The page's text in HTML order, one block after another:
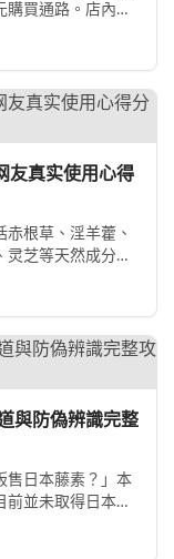
買通路。店內提
友真实使用心得
根草、淫羊藿、
芝等天然成分的
與防偽辨識完整
售日本藤素？」本
並未取得日本藤